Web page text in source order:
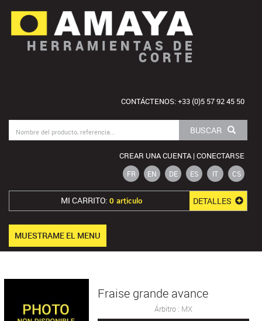
HERRAMIENTAS DE
CORTE
CONTÁCTENOS: +33 (0)5 57 92 45 50
BUSCAR
CREAR UNA CUENTA | CONECTARSE
FR EN DE ES IT CS
MI CARRITO: 0 artículo DETALLES
MUESTRAME EL MENU
Fraise grande avance
Árbitro : MX